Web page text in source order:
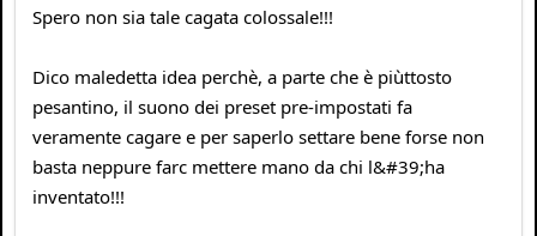
Spero non sia tale cagata colossale!!!
Dico maledetta idea perchè, a parte che è piùttosto
pesantino, il suono dei preset pre-impostati fa
veramente cagare e per saperlo settare bene forse non
basta neppure farc mettere mano da chi l&#39;ha
inventato!!!